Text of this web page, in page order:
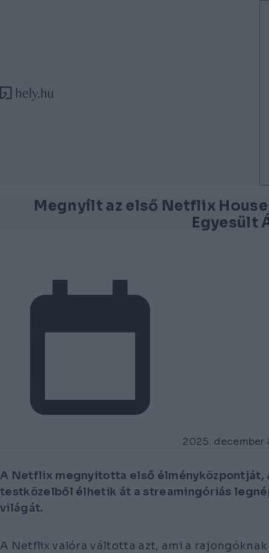
Tovább a tartalomhoz
Tovább a lábléchez
Megnyílt az első Netflix
Egyesült
2025. december
A Netflix megnyitotta első élményközpontját,
testközelből élhetik át a streamingóriás
világát.
A Netflix valóra váltotta azt, ami a